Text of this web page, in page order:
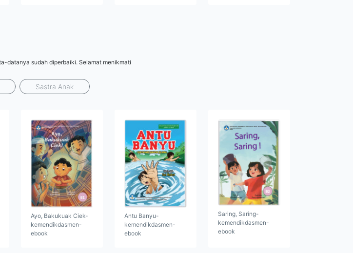
datanya sudah diperbaiki. Selamat menikmati
Sastra Anak
Ayo, Bakukuak Ciek-
kemendikdasmen-
ebook
Antu Banyu-
kemendikdasmen-
ebook
Saring, Saring-
kemendikdasmen-
ebook